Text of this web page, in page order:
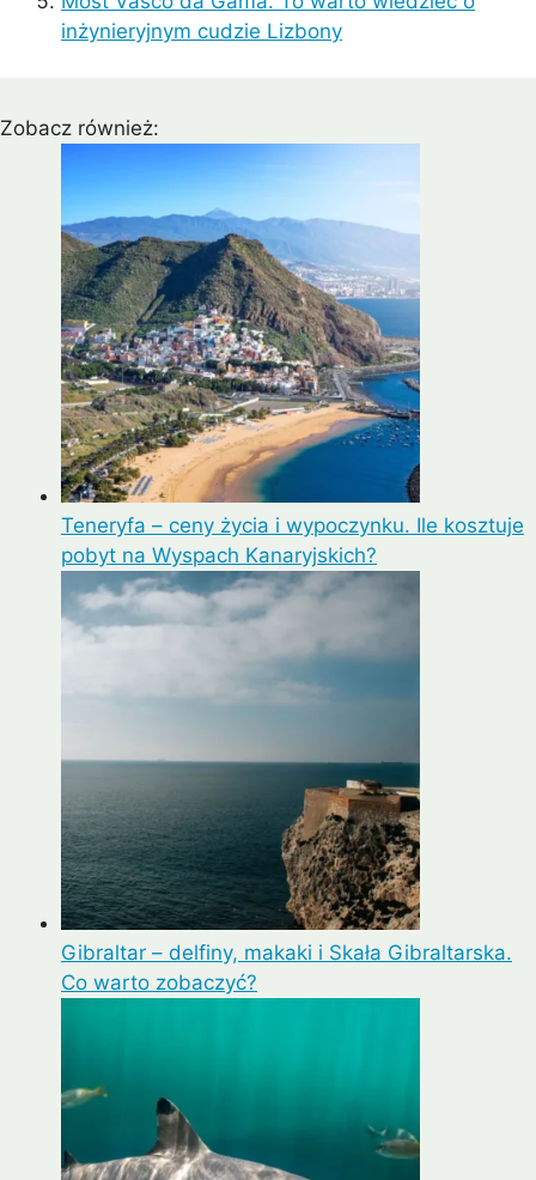
inżynieryjnym cudzie Lizbony
Zobacz również:
Teneryfa – ceny życia i wypoczynku. Ile kosztuje
pobyt na Wyspach Kanaryjskich?
Gibraltar – delfiny, makaki i Skała Gibraltarska.
Co warto zobaczyć?